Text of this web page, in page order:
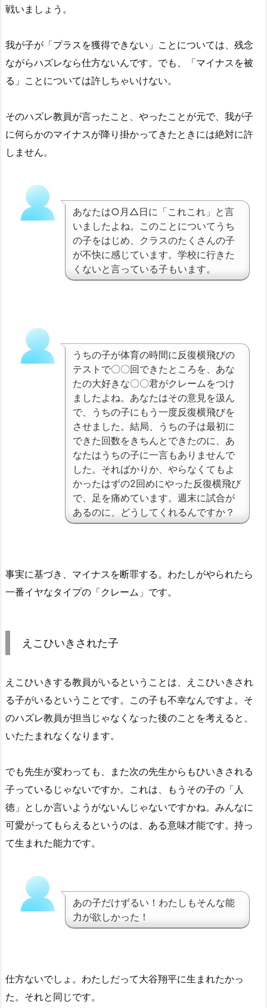
戦いましょう。
我が子が「プラスを獲得できない」ことについては、残念
ながらハズレなら仕方ないんです。でも、「マイナスを被
る」ことについては許しちゃいけない。
そのハズレ教員が言ったこと、やったことが元で、我が子
に何らかのマイナスが降り掛かってきたときには絶対に許
しません。
あなたは○月△日に「これこれ」と言
いましたよね。このことについてうち
の子をはじめ、クラスのたくさんの子
が不快に感じています。学校に行きた
くないと言っている子もいます。
うちの子が体育の時間に反復横飛びの
テストで〇〇回できたところを、あな
たの大好きな〇〇君がクレームをつけ
ましたよね。あなたはその意見を汲ん
で、うちの子にもう一度反復横飛びを
させました。結局、うちの子は最初に
できた回数をきちんとできたのに、あ
なたはうちの子に一言もありませんで
した。そればかりか、やらなくてもよ
かったはずの2回めにやった反復横飛び
で、足を痛めています。週末に試合が
あるのに、どうしてくれるんですか？
事実に基づき、マイナスを断罪する。わたしがやられたら
一番イヤなタイプの「クレーム」です。
えこひいきされた子
えこひいきする教員がいるということは、えこひいきされ
る子がいるということです。この子も不幸なんですよ。そ
のハズレ教員が担当じゃなくなった後のことを考えると、
いたたまれなくなります。
でも先生が変わっても、また次の先生からもひいきされる
子っているじゃないですか。これは、もうその子の「人
徳」としか言いようがないんじゃないですかね。みんなに
可愛がってもらえるというのは、ある意味才能です。持っ
て生まれた能力です。
あの子だけずるい！わたしもそんな能
力が欲しかった！
仕方ないでしょ。わたしだって大谷翔平に生まれたかっ
た。それと同じです。